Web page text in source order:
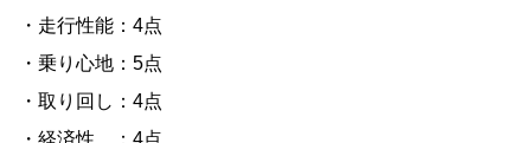
・走行性能：4点
・乗り心地：5点
・取り回し：4点